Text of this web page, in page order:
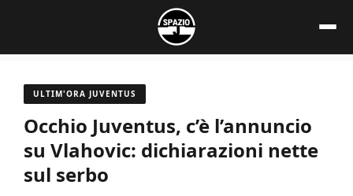
contenuto
ULTIM'ORA JUVENTUS
Occhio Juventus, c’è l’annuncio
su Vlahovic: dichiarazioni nette
sul serbo